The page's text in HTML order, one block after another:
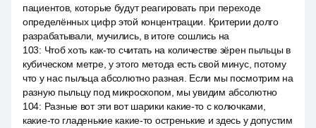
пациентов, которые будут реагировать при переходе
определённых цифр этой концентрации. Критерии долго
разрабатывали, мучились, в итоге сошлись на
103: Чтоб хоть как-то считать на количестве зёрен пыльцы в
кубическом метре, у этого метода есть свой минус, потому
что у нас пыльца абсолютно разная. Если мы посмотрим на
разную пыльцу под микроскопом, мы увидим абсолютно
104: Разные вот эти вот шарики какие-то с колючками,
какие-то гладенькие какие-то остренькие и здесь у допустим